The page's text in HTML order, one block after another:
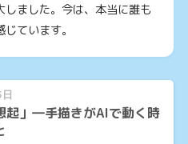
ました。今は、本当に誰も
ています。
起」―手描きがAIで動く時